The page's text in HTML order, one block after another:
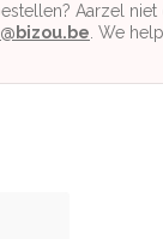
Aarzel niet
. We